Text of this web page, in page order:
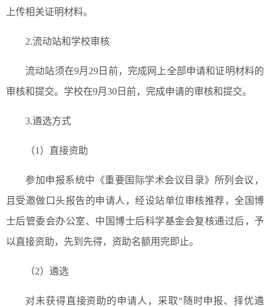
上传相关证明材料。
2.流动站和学校审核
流动站须在9月29日前，完成网上全部申请和证明材料的
审核和提交。学校在9月30日前，完成申请的审核和提交。
3.遴选方式
（1）直接资助
参加申报系统中《重要国际学术会议目录》所列会议，
且受邀做口头报告的申请人，经设站单位审核推荐，全国博
士后管委会办公室、中国博士后科学基金会复核通过后，予
以直接资助，先到先得，资助名额用完即止。
（2）遴选
对未获得直接资助的申请人，采取“随时申报、择优遴